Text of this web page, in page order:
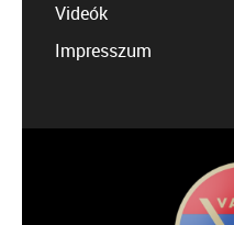
Videók
Impresszum